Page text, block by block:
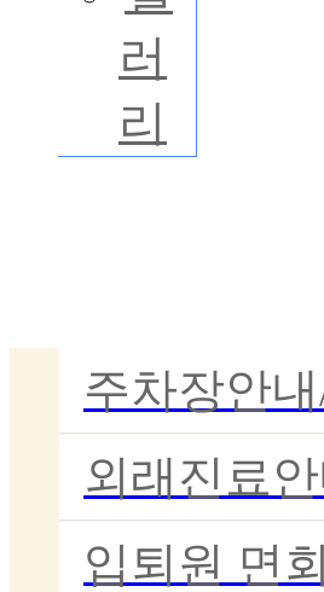
러
리
주차장안
외래진료
입퇴원 면